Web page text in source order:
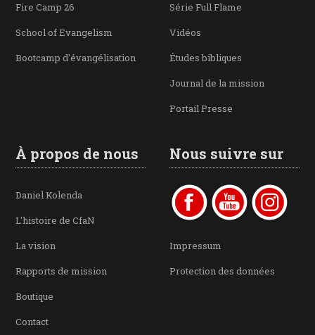
Fire Camp 26
School of Evangelism
Bootcamp d'évangélisation
Série Full Flame
Vidéos
Études bibliques
Journal de la mission
Portail Presse
À propos de nous
Daniel Kolenda
L'histoire de CfaN
La vision
Rapports de mission
Boutique
Contact
Nous suivre sur
Impressum
Protection des données